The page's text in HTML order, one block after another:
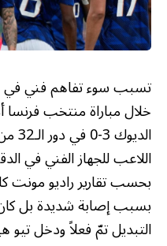
تسبب سوء تفاهم فني في
خلال مباراة منتخب فرنسا
بحسب تقارير راديو مونت
بسبب إصابة شديدة بل
التبديل تمّ فعلاً ودخل تيو